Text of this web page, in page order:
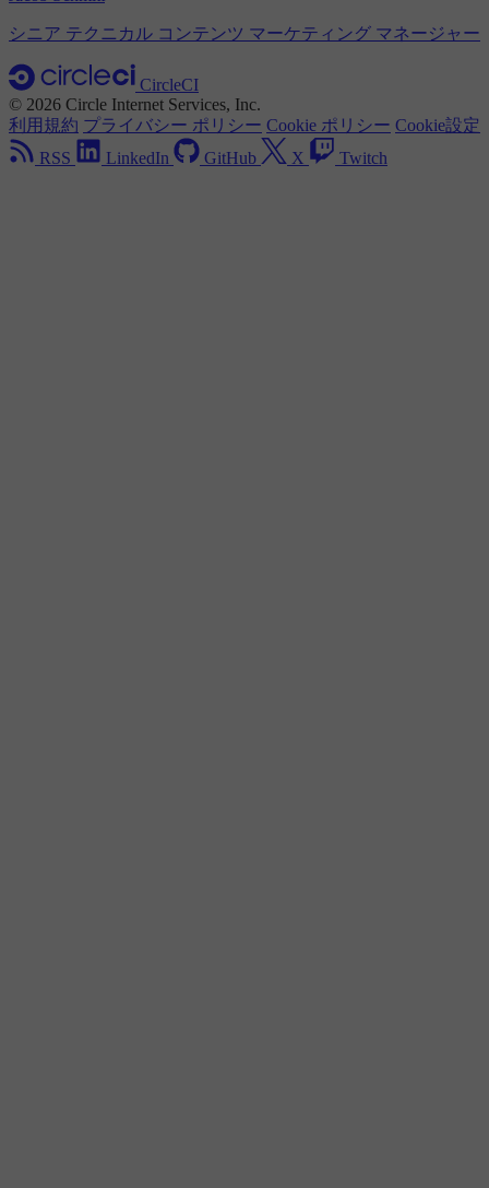
シニア テクニカル コンテンツ マーケティング マネージャー
CircleCI
© 2026 Circle Internet Services, Inc.
利用規約 プライバシー ポリシー Cookie ポリシー Cookie設定
RSS
LinkedIn GitHub X Twitch